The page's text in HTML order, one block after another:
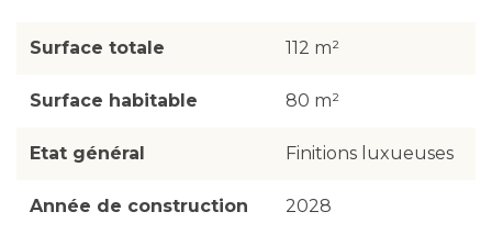
Surface totale 112 m²
Surface habitable 80 m²
Etat général Finitions luxueuses
Année de construction 2028